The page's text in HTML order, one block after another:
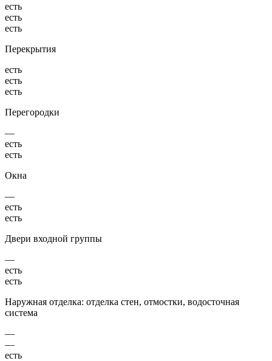
есть
есть
есть
Перекрытия
есть
есть
есть
Перегородки
—
есть
есть
Окна
—
есть
есть
Двери входной группы
—
есть
есть
Наружная отделка: отделка стен, отмостки, водосточная
система
—
—
есть